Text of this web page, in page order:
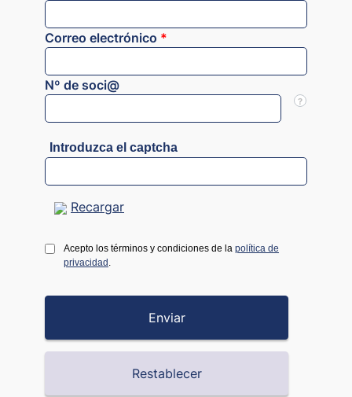
Correo electrónico *
Nº de soci@
?
Introduzca el captcha
Recargar
Acepto los términos y condiciones de la política de
privacidad .